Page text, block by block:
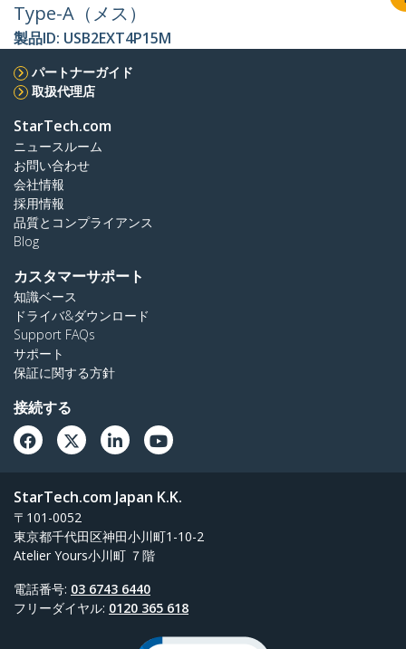
Type-A（メス）
製品ID: USB2EXT4P15M
パートナーガイド
取扱代理店
StarTech.com
ニュースルーム
お問い合わせ
会社情報
採用情報
品質とコンプライアンス
Blog
カスタマーサポート
知識ベース
ドライバ&ダウンロード
Support FAQs
サポート
保証に関する方針
接続する
StarTech.com Japan K.K.
〒101-0052
東京都千代田区神田小川町1-10-2
Atelier Yours小川町 ７階
電話番号: 03 6743 6440
フリーダイヤル: 0120 365 618